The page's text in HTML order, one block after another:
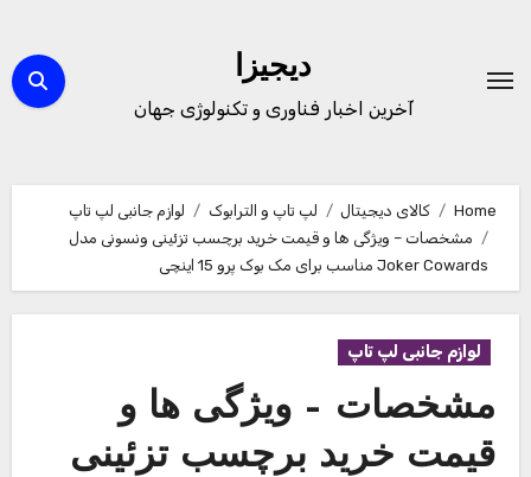
content
دیجیزا
آخرین اخبار فناوری و تکنولوژی جهان
Home کالای دیجیتال لپ تاپ و الترابوک
لوازم جانبی لپ تاپ
مشخصات – ویژگی ها و قیمت خرید برچسب تزئینی ونسونی مدل
Joker Cowards مناسب برای مک بوک پرو 15 اینچی
لوازم جانبی لپ تاپ
مشخصات – ویژگی ها و
قیمت خرید برچسب تزئینی